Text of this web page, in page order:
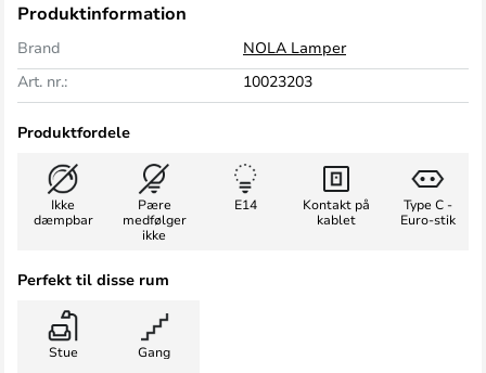
Produktinformation
Brand
NOLA Lamper
Art. nr.:
10023203
Produktfordele
Ikke
dæmpbar
Pære
medfølger
ikke
E14
Kontakt på
kablet
Type C -
Euro-stik
Perfekt til disse rum
Stue Gang